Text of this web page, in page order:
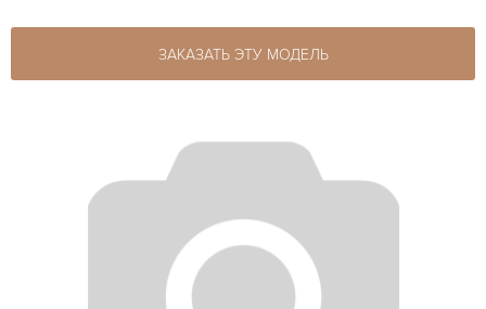
ЗАКАЗАТЬ ЭТУ МОДЕЛЬ